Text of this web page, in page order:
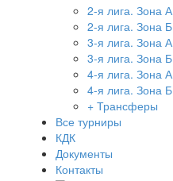
2-я лига. Зона А
2-я лига. Зона Б
3-я лига. Зона А
3-я лига. Зона Б
4-я лига. Зона А
4-я лига. Зона Б
+ Трансферы
Все турниры
КДК
Документы
Контакты